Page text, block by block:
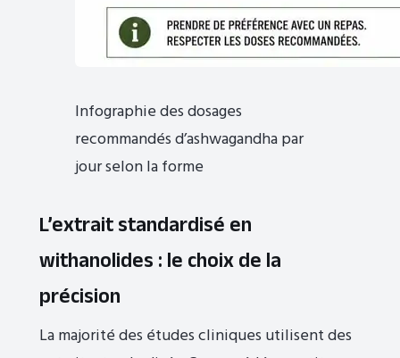
Infographie des dosages
recommandés d’ashwagandha par
jour selon la forme
L’extrait standardisé en
withanolides : le choix de la
précision
La majorité des études cliniques utilisent des